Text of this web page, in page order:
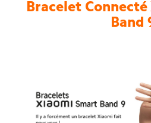
Bracelet
Band